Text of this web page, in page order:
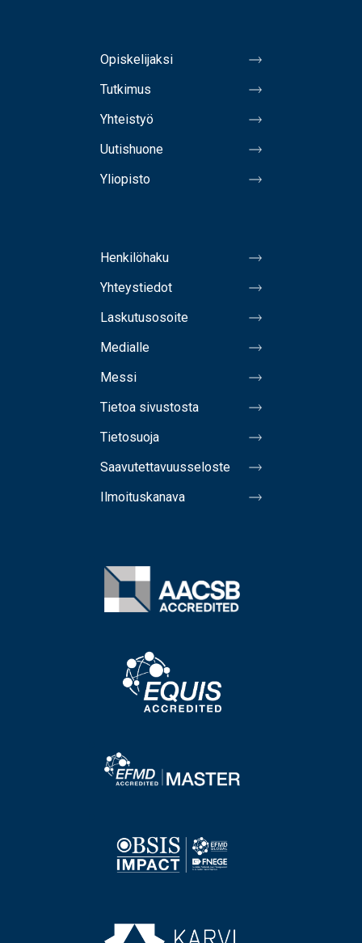
Opiskelijaksi
Tutkimus
Yhteistyö
Uutishuone
Yliopisto
Henkilöhaku
Yhteystiedot
Laskutusosoite
Medialle
Messi
Tietoa sivustosta
Tietosuoja
Saavutettavuusseloste
Ilmoituskanava
Image
Image
Image
Image
Image